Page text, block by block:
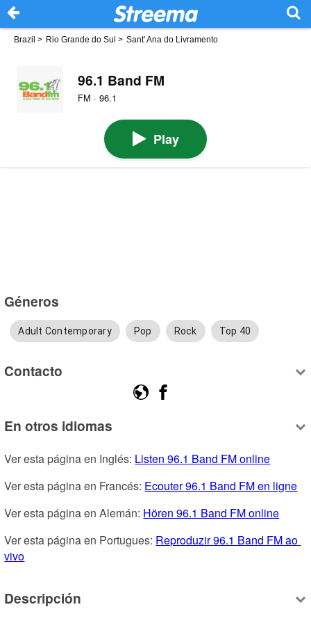
Brazil > Rio Grande do Sul > Sant' Ana do Livramento
96.1 Band FM
FM · 96.1
Play
Géneros
Adult Contemporary Pop Rock Top 40
Contacto
En otros idiomas
Ver esta página en Inglés: Listen 96.1 Band FM online
Ver esta página en Francés: Ecouter 96.1 Band FM en ligne
Ver esta página en Alemán: Hören 96.1 Band FM online
Ver esta página en Portugues: Reproduzir 96.1 Band FM ao
vivo
Descripción